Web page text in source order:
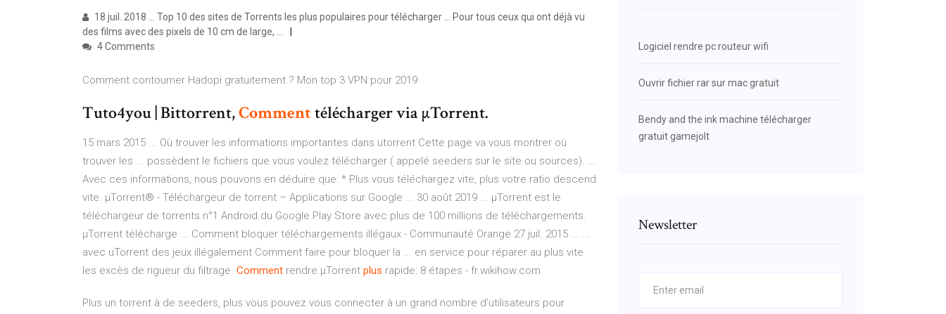
18 juil. 2018 ... Top 10 des sites de Torrents les plus populaires pour télécharger ... Pour tous ceux qui ont déjà vu
des films avec des pixels de 10 cm de large, ...
4 Comments
Comment contourner Hadopi gratuitement ? Mon top 3 VPN pour 2019
Tuto4you | Bittorrent,Commenttélécharger via µTorrent.
15 mars 2015 ... Où trouver les informations importantes dans utorrent Cette page va vous montrer où
trouver les ... possèdent le fichiers que vous voulez télécharger ( appelé seeders sur le site ou sources). ...
Avec ces informations, nous pouvons en déduire que: * Plus vous téléchargez vite, plus votre ratio descend
vite. µTorrent® - Téléchargeur de torrent – Applications sur Google ... 30 août 2019 ... µTorrent est le
téléchargeur de torrents n°1 Android du Google Play Store avec plus de 100 millions de téléchargements.
µTorrent télécharge ... Comment bloquer téléchargements illégaux - Communauté Orange 27 juil. 2015 ... ...
avec uTorrent des jeux illégalement Comment faire pour bloquer la ... en service pour réparer au plus vite
les excès de rigueur du filtrage. Comment rendre µTorrent plus rapide: 8 étapes - fr.wikihow.com
Plus un torrent à de seeders, plus vous pouvez vous connecter à un grand nombre d'utilisateurs pour
Logiciel rendre pc routeur wifi
Ouvrir fichier rar sur mac gratuit
Bendy and the ink machine télécharger
gratuit gamejolt
Newsletter